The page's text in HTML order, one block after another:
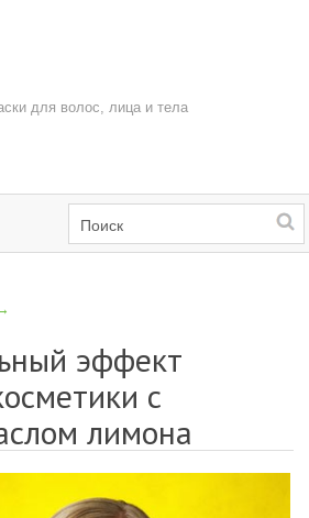
для волос, лица и тела
эффект
с
лимона